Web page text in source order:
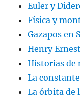
Euler y
Física y
Gazapos en
Henry
Historias de
La
La órbita de